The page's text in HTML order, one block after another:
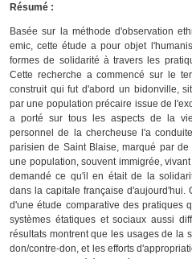
Résumé :
Basée sur la méthode d'observation
emic, cette étude a pour objet
formes de solidarité à travers les
Cette recherche a commencé sur le
construit qui fut d'abord un bidonville,
par une population précaire issue de
a porté sur tous les aspects de la
personnel de la chercheuse l'a
parisien de Saint Blaise, marqué par
une population, souvent immigrée,
demandé ce qu'il en était de la
dans la capitale française d'aujourd'hui.
d'une étude comparative des pratiques
systèmes étatiques et sociaux aussi
résultats montrent que les usages de la
don/contre-don, et les efforts